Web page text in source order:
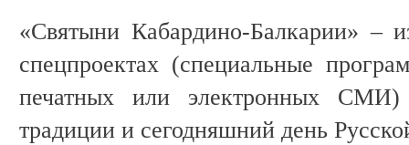
«Святыни Кабардино-Балкарии» –
спецпроектах (специальные
печатных или электронных СМИ)
традиции и сегодняшний день